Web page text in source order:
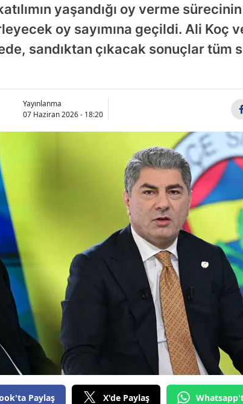
yaşandığı oy verme
oy sayımına geçildi. Ali Koç ve
sandıktan çıkacak sonuçlar tüm
Yayınlanma
07 Haziran 2026 - 18:20
Paylaş X'de Paylaş